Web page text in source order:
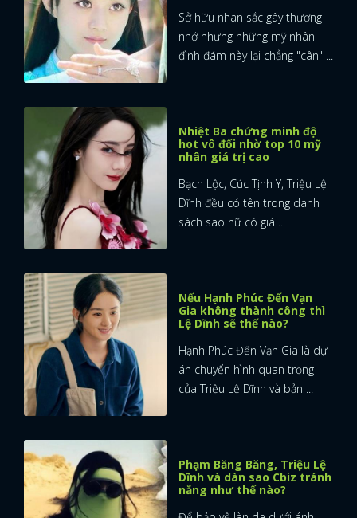
Sở hữu nhan sắc gây thương
nhớ nhưng những mỹ nhân
đình đám này lại chẳng "cân" ...
Nhiệt Ba chứng minh độ
hot vô đối nhờ top 10 mỹ
nhân giá trị cao
Bạch Lộc, Cúc Tịnh Y, Triệu Lệ
Dĩnh đều có tên trong danh
sách sao nữ có giá ...
Nếu Hạnh Phúc Đến Vạn
Gia không thành công thì
Lệ Dĩnh sẽ thế nào?
Hạnh Phúc Đến Vạn Gia là dự
án chuyển hình quan trọng
của Triệu Lệ Dĩnh và bản ...
Phạm Băng Băng, Triệu Lệ
Dĩnh và dàn sao Cbiz tránh
nắng như thế nào?